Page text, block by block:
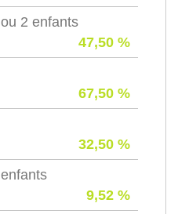
2 enfants
47,50 %
67,50 %
32,50 %
9,52 %